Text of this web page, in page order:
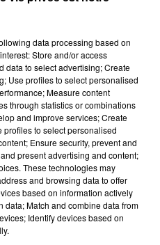
Enrique
de père et son métier
l’année, il n’a en effet
D’abord, il y a eu
avec Bad Bunny
Pitbull, le remix
récemment le titre
You).
Les auditeurs
un nouvel
ans pour succéder à
en 2014.Pour l'heure, il
passage en France le 11
data processing based on
Store and/or access
data to select advertising; Create
Use profiles to select personalised
Measure content
through statistics or combinations
and improve services; Create
to select personalised
Ensure security, prevent and
present advertising and content;
These technologies may
and browsing data to offer
based on information actively
Match and combine data from
Identify devices based on